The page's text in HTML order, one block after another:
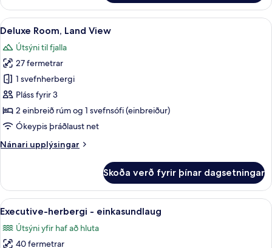
-
sjávarsýn
Skoða
allar
myndir
fyrir
Deluxe
Room,
Land
View
Deluxe Room, Land View | 1
5
Deluxe Room, Land View
Útsýni til fjalla
27 fermetrar
1 svefnherbergi
Pláss fyrir 3
2 einbreið rúm og 1 svefnsófi (einbreiður)
Ókeypis þráðlaust net
Nánari upplýsingar
Nánari
Room,
Land
View
Skoða verð fyrir þínar dagsetningar
Skoða
allar
myndir
Executive-herbergi -
5
Executive-herbergi - einkasundlaug
Útsýni yfir haf að hluta
40 fermetrar